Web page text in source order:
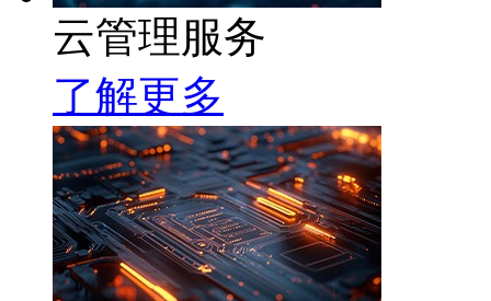
云管理服务
了解更多